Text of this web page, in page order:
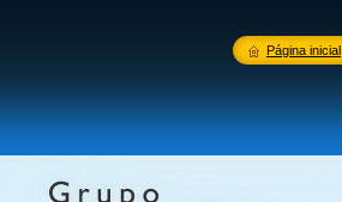
Página inicial